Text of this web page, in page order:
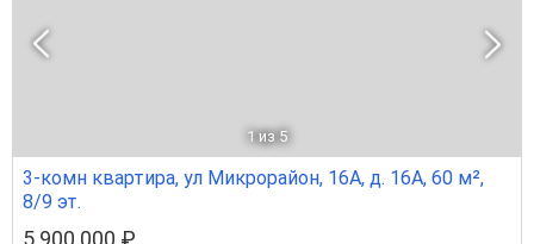
1 из 5
3-комн квартира, ул Микрорайон, 16А, д. 16А, 60 м²,
8/9 эт.
5 900 000 ₽